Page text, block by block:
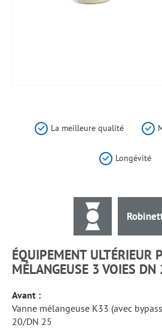
La meilleure qualité
Longévité
ÉQUIPEMENT ULTÉRIEUR
MÉLANGEUSE 3 VOIES
Avant :
Vanne mélangeuse K33 (avec
20/DN 25